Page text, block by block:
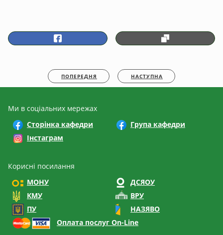
ПОПЕРЕДНЯ НАСТУПНА
Ми в соціальних мережах
Сторінка кафедри
Група кафедри
Інстаграм
Корисні посилання
МОНУ
ДСЯОУ
КМУ
ВРУ
ПУ
НАЗЯВО
Оплата послуг On-Line